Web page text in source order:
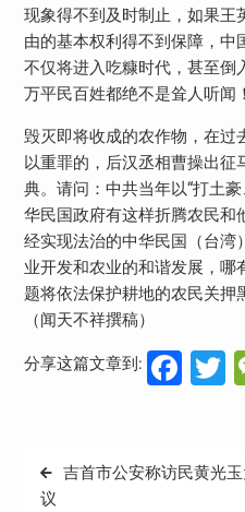
现象得不到及时制止，如果王
由的基本权利得不到保障，中
不仅将进入吃糠时代，甚至倒
万平民百姓都绝不是耸人听闻！
毁灭即将收成的农作物，在过
以重罪的，后汉丞相曹操出征
典。请问：中共当年以“打土
华民国政府有这样折腾农民和
经实现法治的中华民国（台湾
业开发和农业的和谐发展，哪
题将依法保护耕地的农民关押
（闻天不祥撰稿）
分享这篇文章到:
文
章
吉首市公安称访民黄光
议